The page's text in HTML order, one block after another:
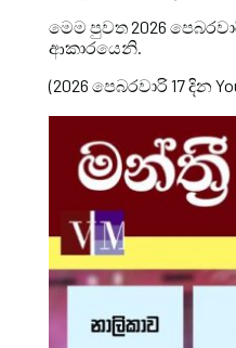
මෙම පුවත 2026
ආකාරයෙනි.
(2026 පෙබරවාරි 17 දින